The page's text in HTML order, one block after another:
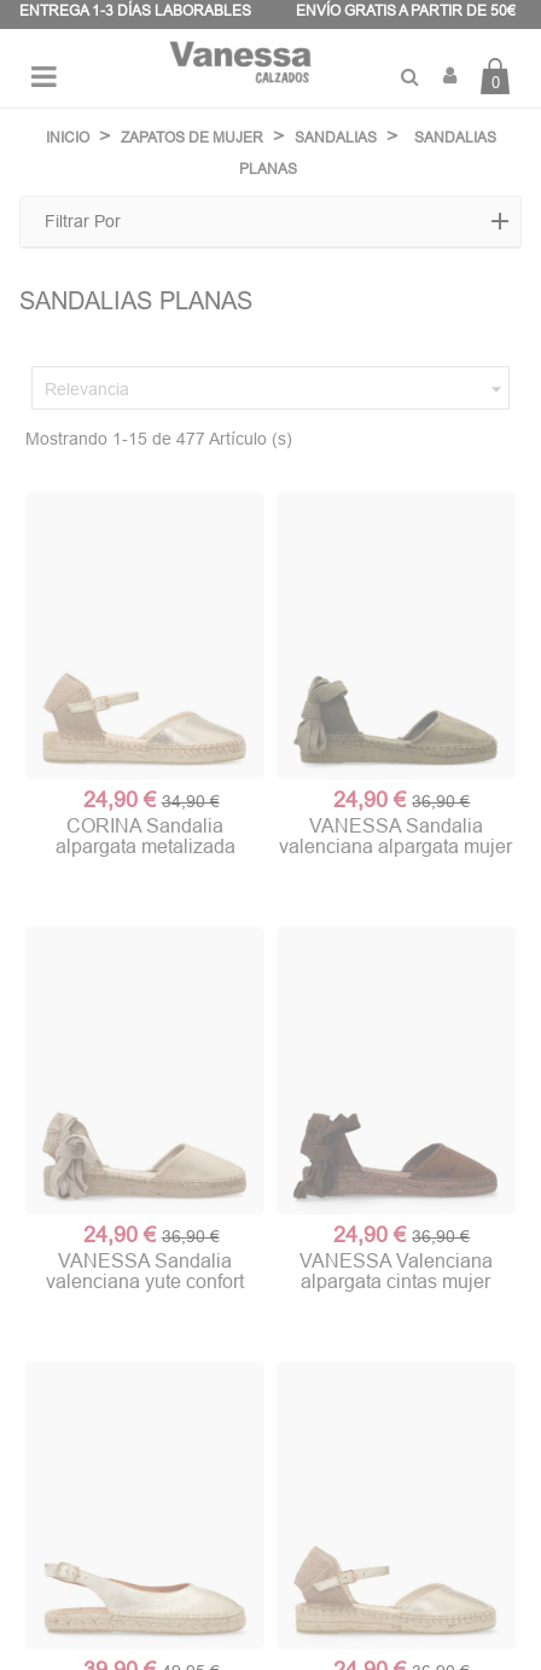
ENTREGA 1-3 DÍAS LABORABLES ENVÍO GRATIS A PARTIR DE 50€
de
palanca
0
INICIO ZAPATOS DE MUJER SANDALIAS
SANDALIAS
PLANAS
Filtrar Por
SANDALIAS PLANAS
Relevancia 
Mostrando 1-15 de 477 Artículo (s)
24,90 € 34,90 €
CORINA Sandalia
alpargata metalizada
24,90 € 36,90 €
VANESSA Sandalia
valenciana alpargata mujer
24,90 € 36,90 €
VANESSA Sandalia
valenciana yute confort
24,90 € 36,90 €
VANESSA Valenciana
alpargata cintas mujer
Panel de gestión de cookies